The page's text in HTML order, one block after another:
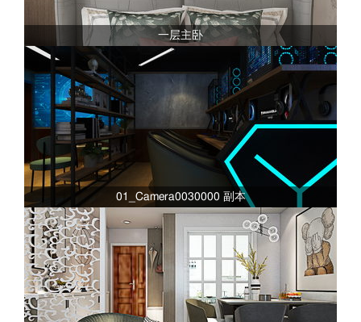
一层主卧
01_Camera0030000 副本